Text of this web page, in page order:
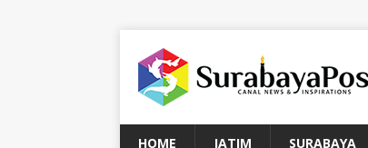
HOME JATIM SURABAYA